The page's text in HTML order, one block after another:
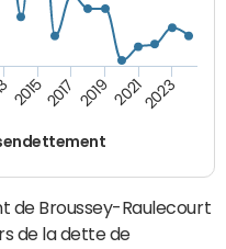
20152017 2019 20212023
de Broussey-Raulecourt
de la dette de